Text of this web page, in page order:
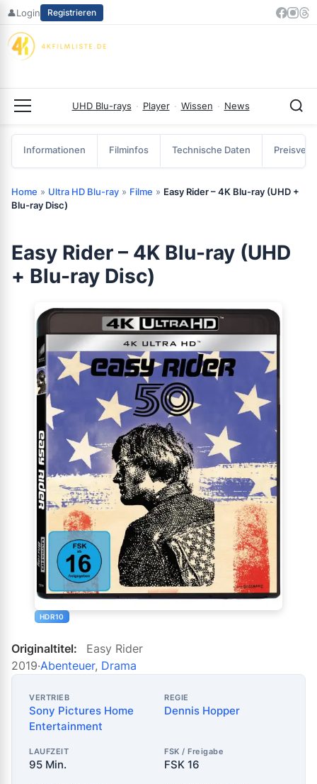
Zum
springen
👤Login Registrieren
UHD Blu-rays · Player · Wissen · News
Informationen Filminfos Technische Daten
Home » Ultra HD Blu-ray » Filme » Easy Rider – 4K Blu-ray (UHD +
Blu-ray Disc)
Easy Rider – 4K Blu-ray (UHD
+ Blu-ray Disc)
HDR10
Originaltitel:
Easy Rider
2019·Abenteuer, Drama
VERTRIEB
Sony Pictures Home
Entertainment
REGIE
Dennis Hopper
LAUFZEIT
95 Min.
FSK / Freigabe
FSK 16